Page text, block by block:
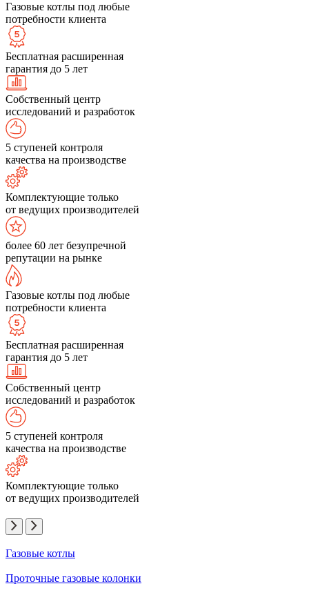
Газовые котлы под любые
потребности клиента
Бесплатная расширенная
гарантия до 5 лет
Собственный центр
исследований и разработок
5 ступеней контроля
качества на производстве
Комплектующие только
от ведущих производителей
более 60 лет безупречной
репутации на рынке
Газовые котлы под любые
потребности клиента
Бесплатная расширенная
гарантия до 5 лет
Собственный центр
исследований и разработок
5 ступеней контроля
качества на производстве
Комплектующие только
от ведущих производителей
Газовые котлы
Проточные газовые колонки